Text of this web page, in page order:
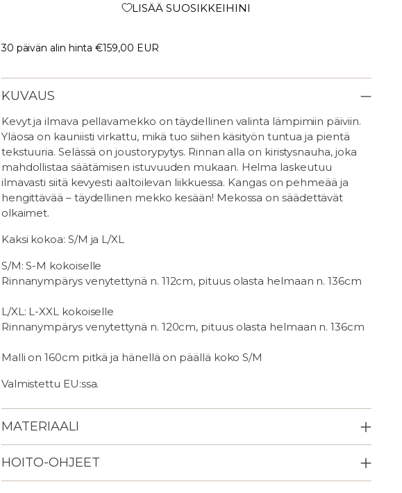
LISÄÄ SUOSIKKEIHINI
30 päivän alin hinta €159,00 EUR
KUVAUS
Kevyt ja ilmava pellavamekko on täydellinen valinta lämpimiin päiviin.
Yläosa on kauniisti virkattu, mikä tuo siihen käsityön tuntua ja pientä
tekstuuria. Selässä on joustorypytys. Rinnan alla on kiristysnauha, joka
mahdollistaa säätämisen istuvuuden mukaan. Helma laskeutuu
ilmavasti siitä kevyesti aaltoilevan liikkuessa. Kangas on pehmeää ja
hengittävää – täydellinen mekko kesään! Mekossa on säädettävät
olkaimet.
Kaksi kokoa: S/M ja L/XL
S/M: S-M kokoiselle
Rinnanympärys venytettynä n. 112cm, pituus olasta helmaan n. 136cm
L/XL: L-XXL kokoiselle
Rinnanympärys venytettynä n. 120cm, pituus olasta helmaan n. 136cm
Malli on 160cm pitkä ja hänellä on päällä koko S/M
Valmistettu EU:ssa.
MATERIAALI
HOITO-OHJEET